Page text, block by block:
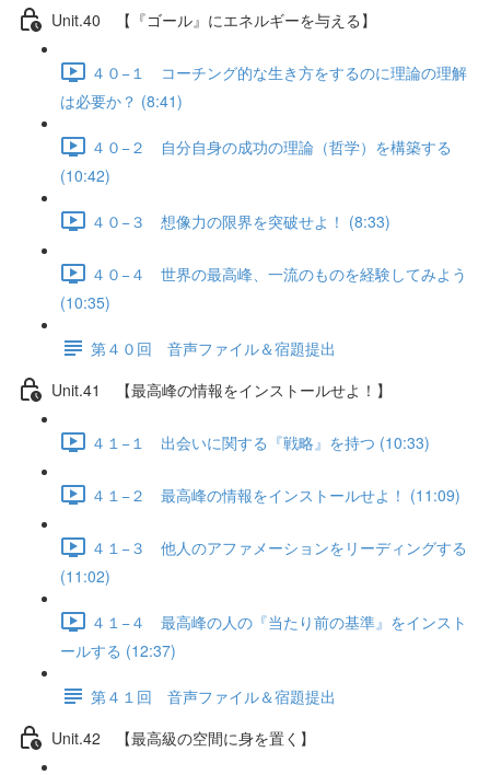
Unit.40 【『ゴール』にエネルギーを与える】
４０−１ コーチング的な生き方をするのに理論の理解
は必要か？ (8:41)
４０−２ 自分自身の成功の理論（哲学）を構築する
(10:42)
４０−３ 想像力の限界を突破せよ！ (8:33)
４０−４ 世界の最高峰、一流のものを経験してみよう
(10:35)
第４０回 音声ファイル＆宿題提出
Unit.41 【最高峰の情報をインストールせよ！】
４１−１ 出会いに関する『戦略』を持つ (10:33)
４１−２ 最高峰の情報をインストールせよ！ (11:09)
４１−３ 他人のアファメーションをリーディングする
(11:02)
４１−４ 最高峰の人の『当たり前の基準』をインスト
ールする (12:37)
第４１回 音声ファイル＆宿題提出
Unit.42 【最高級の空間に身を置く】